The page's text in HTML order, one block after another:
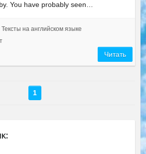
You have probably seen…
Тексты на английском языке
Читать
1